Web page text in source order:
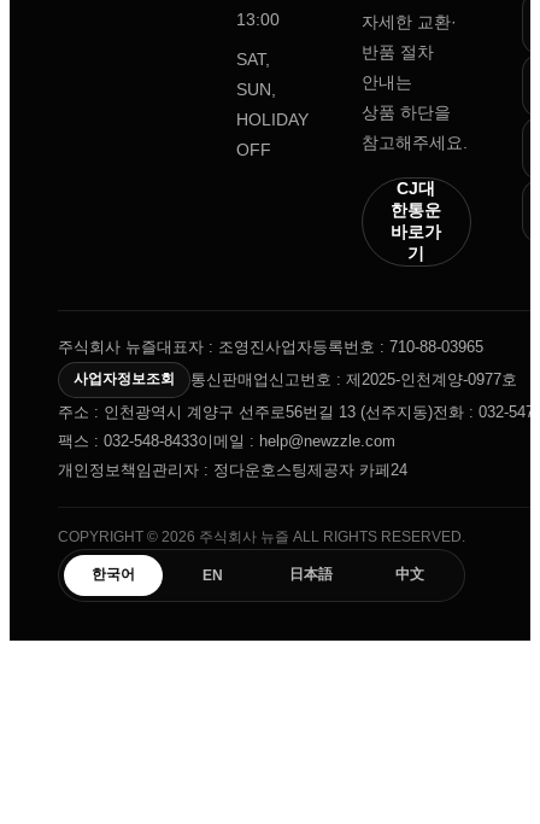
13:00
SAT,
SUN,
HOLIDAY
OFF
자세한 교환·
반품 절차
안내는
상품 하단을
참고해주세요.
CJ대
한통운
바로가
기
주식회사 뉴즐대표자 : 조영진사업자등록번호 : 710-88-03965
사업자정보조회
통신판매업신고번호 : 제2025-인천계양-0977호
주소 : 인천광역시 계양구 선주로56번길 13 (선주지동)전화 : 032-
팩스 : 032-548-8433이메일 : help@newzzle.com
개인정보책임관리자 : 정다운호스팅제공자 카페24
COPYRIGHT © 2026 주식회사 뉴즐 ALL RIGHTS RESERVED.
한국어 EN 日本語 中文